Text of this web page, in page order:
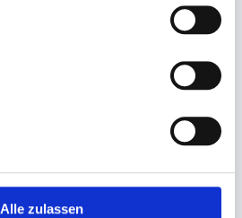
Alle zulassen